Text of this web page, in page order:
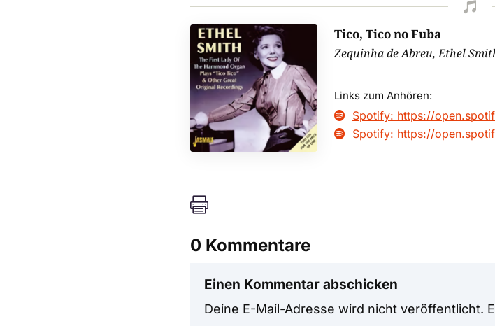

Tico, Tico no Fuba
Zequinha de Abreu, Ethel
Links zum Anhören:
 Spotify: https://
 Spotify: https://

0 Kommentare
Einen Kommentar abschicken
Deine E-Mail-Adresse wird nicht veröffentlicht.